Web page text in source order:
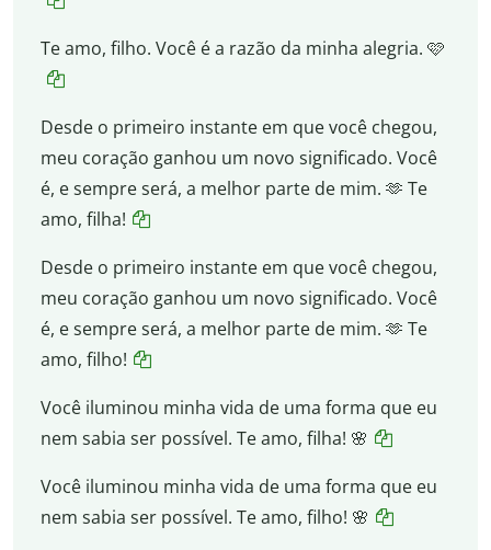
Te amo, filho. Você é a razão da minha alegria. 🩷
Desde o primeiro instante em que você chegou,
meu coração ganhou um novo significado. Você
é, e sempre será, a melhor parte de mim. 🫶 Te
amo, filha!
Desde o primeiro instante em que você chegou,
meu coração ganhou um novo significado. Você
é, e sempre será, a melhor parte de mim. 🫶 Te
amo, filho!
Você iluminou minha vida de uma forma que eu
nem sabia ser possível. Te amo, filha! 🌸
Você iluminou minha vida de uma forma que eu
nem sabia ser possível. Te amo, filho! 🌸